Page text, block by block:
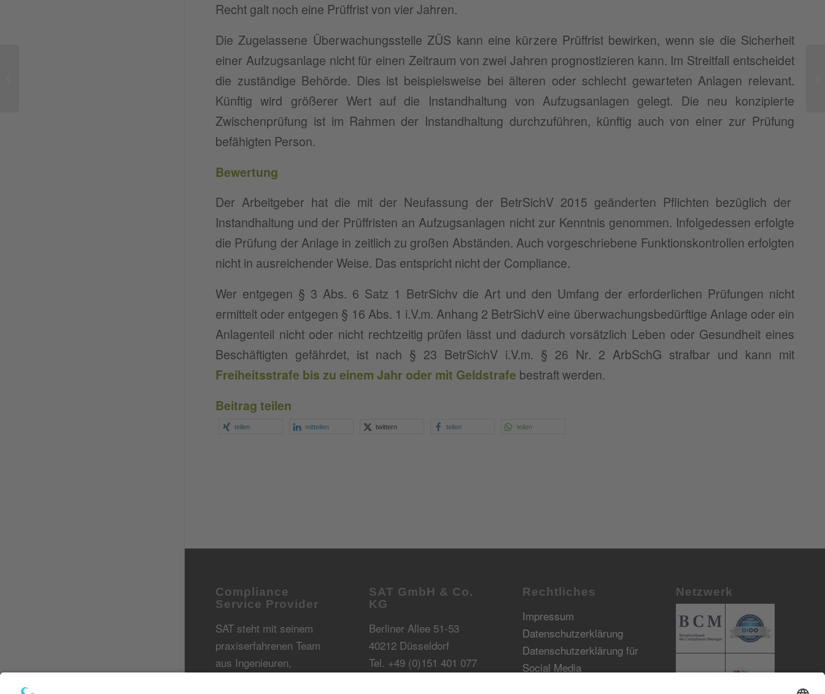
Recht galt noch eine Prüffrist von vier Jahren.
Die Zugelassene Überwachungsstelle ZÜS kann eine kürzere Prüffrist bewirken, wenn sie die Sicherheit
einer Aufzugsanlage nicht für einen Zeitraum von zwei Jahren prognostizieren kann. Im Streitfall entscheidet
die zuständige Behörde. Dies ist beispielsweise bei älteren oder schlecht gewarteten Anlagen relevant.
Künftig wird größerer Wert auf die Instandhaltung von Aufzugsanlagen gelegt. Die neu konzipierte
Zwischenprüfung ist im Rahmen der Instandhaltung durchzuführen, künftig auch von einer zur Prüfung
befähigten Person.
Bewertung
Der Arbeitgeber hat die mit der Neufassung der BetrSichV 2015 geänderten Pflichten bezüglich der
Instandhaltung und der Prüffristen an Aufzugsanlagen nicht zur Kenntnis genommen. Infolgedessen erfolgte
die Prüfung der Anlage in zeitlich zu großen Abständen. Auch vorgeschriebene Funktionskontrollen erfolgten
nicht in ausreichender Weise. Das entspricht nicht der Compliance.
Wer entgegen § 3 Abs. 6 Satz 1 BetrSichv die Art und den Umfang der erforderlichen Prüfungen nicht
ermittelt oder entgegen § 16 Abs. 1 i.V.m. Anhang 2 BetrSichV eine überwachungsbedürftige Anlage oder ein
Anlagenteil nicht oder nicht rechtzeitig prüfen lässt und dadurch vorsätzlich Leben oder Gesundheit eines
Beschäftigten gefährdet, ist nach § 23 BetrSichV i.V.m. § 26 Nr. 2 ArbSchG strafbar und kann mit
Freiheitsstrafe bis zu einem Jahr oder mit Geldstrafe bestraft werden.
Beitrag teilen
teilen mitteilen twittern teilen teilen
Compliance
Service Provider
SAT steht mit seinem
praxiserfahrenen Team
aus Ingenieuren,
SAT GmbH & Co.
KG
Berliner Allee 51-53
40212 Düsseldorf
Tel. +49 (0)151 401 077
Rechtliches
Impressum
Datenschutzerklärung
Datenschutzerklärung für
Social Media
Netzwerk